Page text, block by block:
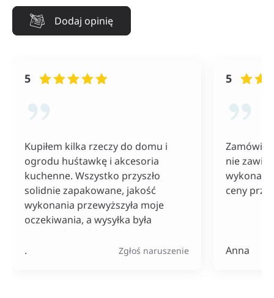
Dodaj opinię
5
Kupiłem kilka rzeczy do domu i
ogrodu huśtawkę i akcesoria
kuchenne. Wszystko przyszło
solidnie zapakowane, jakość
wykonania przewyższyła moje
oczekiwania, a wysyłka była
naprawdę szybka. Do tego ceny
bardzo konkurencyjne, szczególnie
. Zgłoś naruszenie
5
nie
ceny
Anna